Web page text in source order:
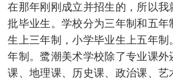
在那年刚刚成立并招生的，所以我
批毕业生。学校分为三年制和五年
生上三年制，小学毕业生上五年制
年制。鹭潮美术学校除了专业课外
课、地理课、历史课、政治课、艺